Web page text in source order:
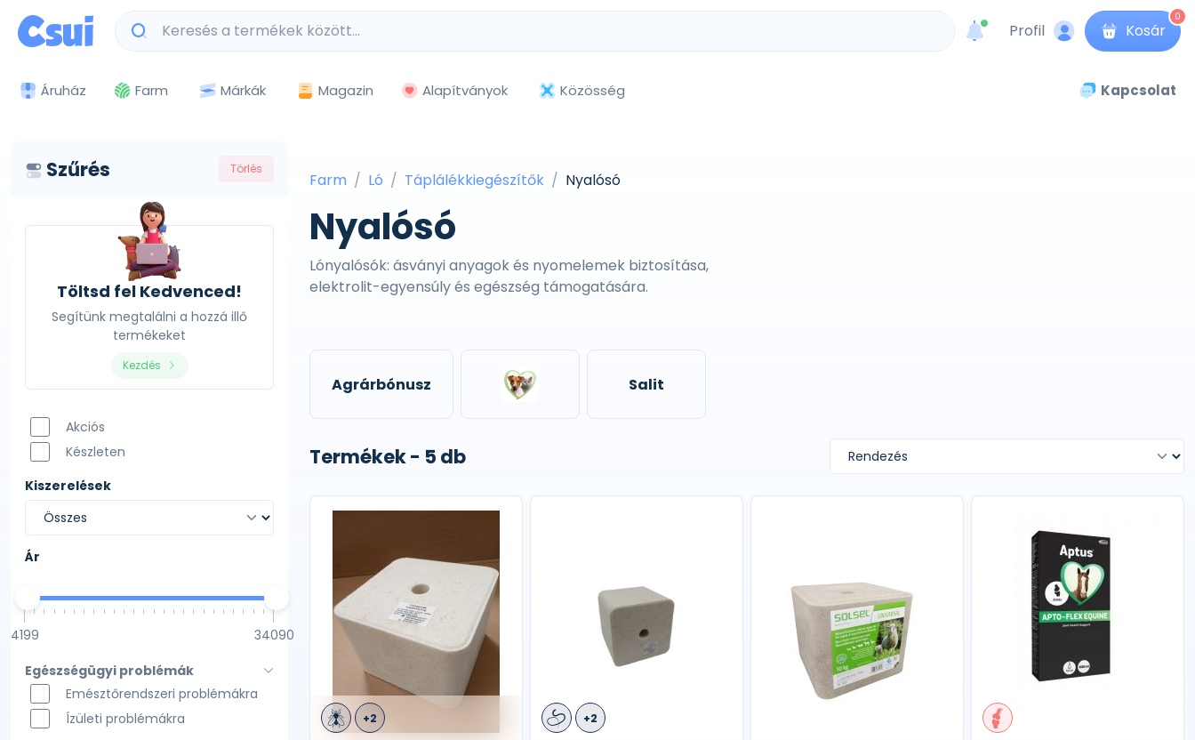
unread messages
Profil Kosár
0
Áruház Farm Márkák Magazin Alapítványok Közösség Kapcsolat
Szűrés Törlés
Töltsd fel Kedvenced!
Segítünk megtalálni a hozzá illő
termékeket
Kezdés
Akciós
Készleten
Kiszerelések
Ár
4199 34090
Egészségügyi problémák
Emésztőrendszeri problémákra
Ízületi problémákra
Farm Ló Táplálékkiegészítők Nyalósó
Nyalósó
Lónyalósók: ásványi anyagok és nyomelemek biztosítása,
elektrolit-egyensúly és egészség támogatására.
Agrárbónusz Salit
Termékek - 5 db
+2 +2